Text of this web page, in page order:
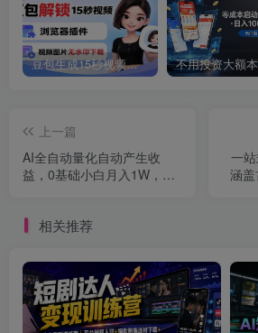
豆包生成15秒视频——浏览器插件：豆包/Dola 视频图片无水印下载 + 解锁15秒视频生成
上一篇
AI全自动量化自动产生收
益，0基础小白月入1W，长
一
涵
相关推荐